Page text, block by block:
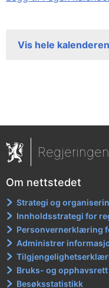
Vis hele kalenderen
Om nettstedet
Strategi og
Innholdsstrategi for
Personvernerklæring
Administrer
Bruks- og
Besøksstatistikk